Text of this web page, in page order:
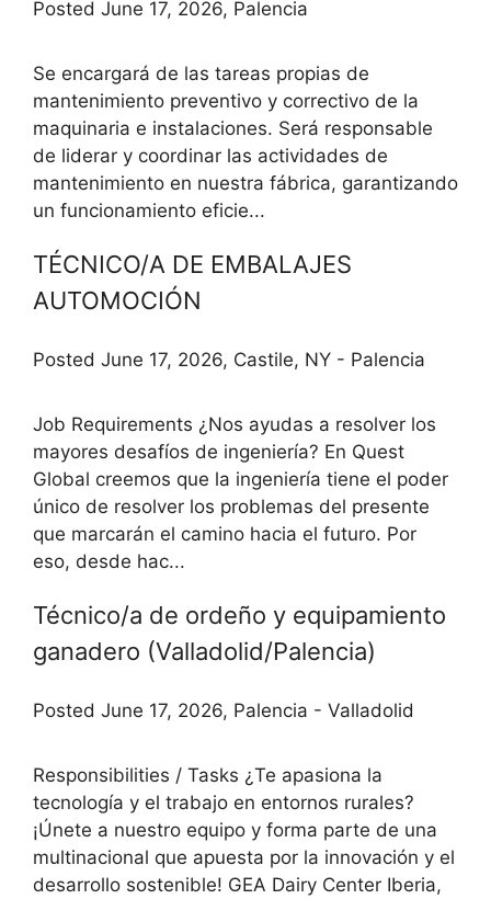
Posted June 17, 2026, Palencia
Se encargará de las tareas propias de
mantenimiento preventivo y correctivo de la
maquinaria e instalaciones. Será responsable
de liderar y coordinar las actividades de
mantenimiento en nuestra fábrica, garantizando
un funcionamiento eficie...
TÉCNICO/A DE EMBALAJES
AUTOMOCIÓN
Posted June 17, 2026, Castile, NY - Palencia
Job Requirements ¿Nos ayudas a resolver los
mayores desafíos de ingeniería? En Quest
Global creemos que la ingeniería tiene el poder
único de resolver los problemas del presente
que marcarán el camino hacia el futuro. Por
eso, desde hac...
Técnico/a de ordeño y equipamiento
ganadero (Valladolid/Palencia)
Posted June 17, 2026, Palencia - Valladolid
Responsibilities / Tasks ¿Te apasiona la
tecnología y el trabajo en entornos rurales?
¡Únete a nuestro equipo y forma parte de una
multinacional que apuesta por la innovación y el
desarrollo sostenible! GEA Dairy Center Iberia,